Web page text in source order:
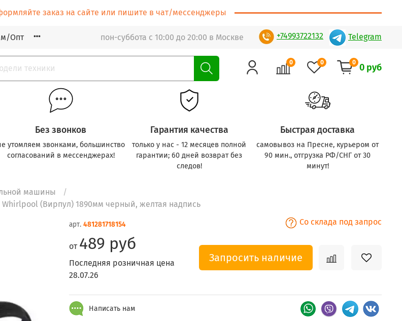
заказ на сайте или пишите в чат/мессенджеры
Опт пон-суббота с 10:00 до 20:00 в Москве +74993722132 Telegram
0 0 0 0 руб
Без звонков
утомляем звонками, большинство
согласований в мессенджерах!
Гарантия качества
только у нас - 12 месяцев полной
гарантии; 60 дней возврат без
следов!
Быстрая доставка
самовывоз на Пресне, курьером от
90 мин., отгрузка РФ/СНГ от 30
минут!
машины
Whirlpool (Вирпул) 1890мм черный, желтая надпись
арт. 481281718154 Со склада под запрос
от 489 руб
Последняя розничная цена
28.07.26
Запросить наличие
Написать нам